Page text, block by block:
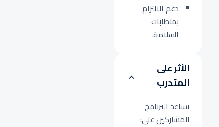
دعم الالتزام
بمتطلبات
السلامة.
الأثر على
المتدرب
يساعد البرنامج
المشاركين على: